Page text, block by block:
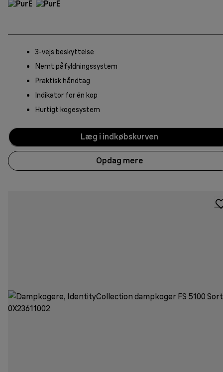
3-vejs beskyttelse
Nemt påfyldningssystem
Praktisk håndtag
Indikator for én kop
Hurtigt kogesystem
Læg i indkøbskurven
Opdag mere